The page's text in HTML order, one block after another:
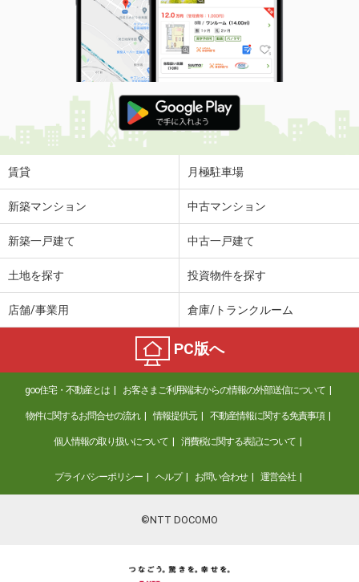
住 所
茨城県つくば市自由ケ丘
建物面積 116.34m²
土地面積 324.8m²
茨城県日立市本宮町４丁目
価 格
1,699万円
住 所
茨城県日立市本宮町４丁目
建物面積
182.26m²
茨城県日立市東多賀町１丁目
1,699万円
108.47m²
1,298万円
住 所
茨城県下妻市半谷
建物面積 81.95m²
土地面積
230.72m²
茨城県ひたちなか市大字中根
価 格
1,199万円
住 所
茨城県ひたちなか市大字中根
103.51m²
茨城県日立市中成沢町２
賃貸 月極駐車場
新築マンション 中古マンション
新築一戸建て 中古一戸建て
土地を探す 投資物件を探す
店舗/事業用 倉庫/トランクルーム
PC版へ
goo住宅・不動産とは お客さまご利用端末からの情報の外部送信について
物件に関するお問合せの流れ 情報提供元 不動産情報に関する免責事項
個人情報の取り扱いについて 消費税に関する表記について
プライバシーポリシー ヘルプ お問い合わせ 運営会社
©NTT DOCOMO